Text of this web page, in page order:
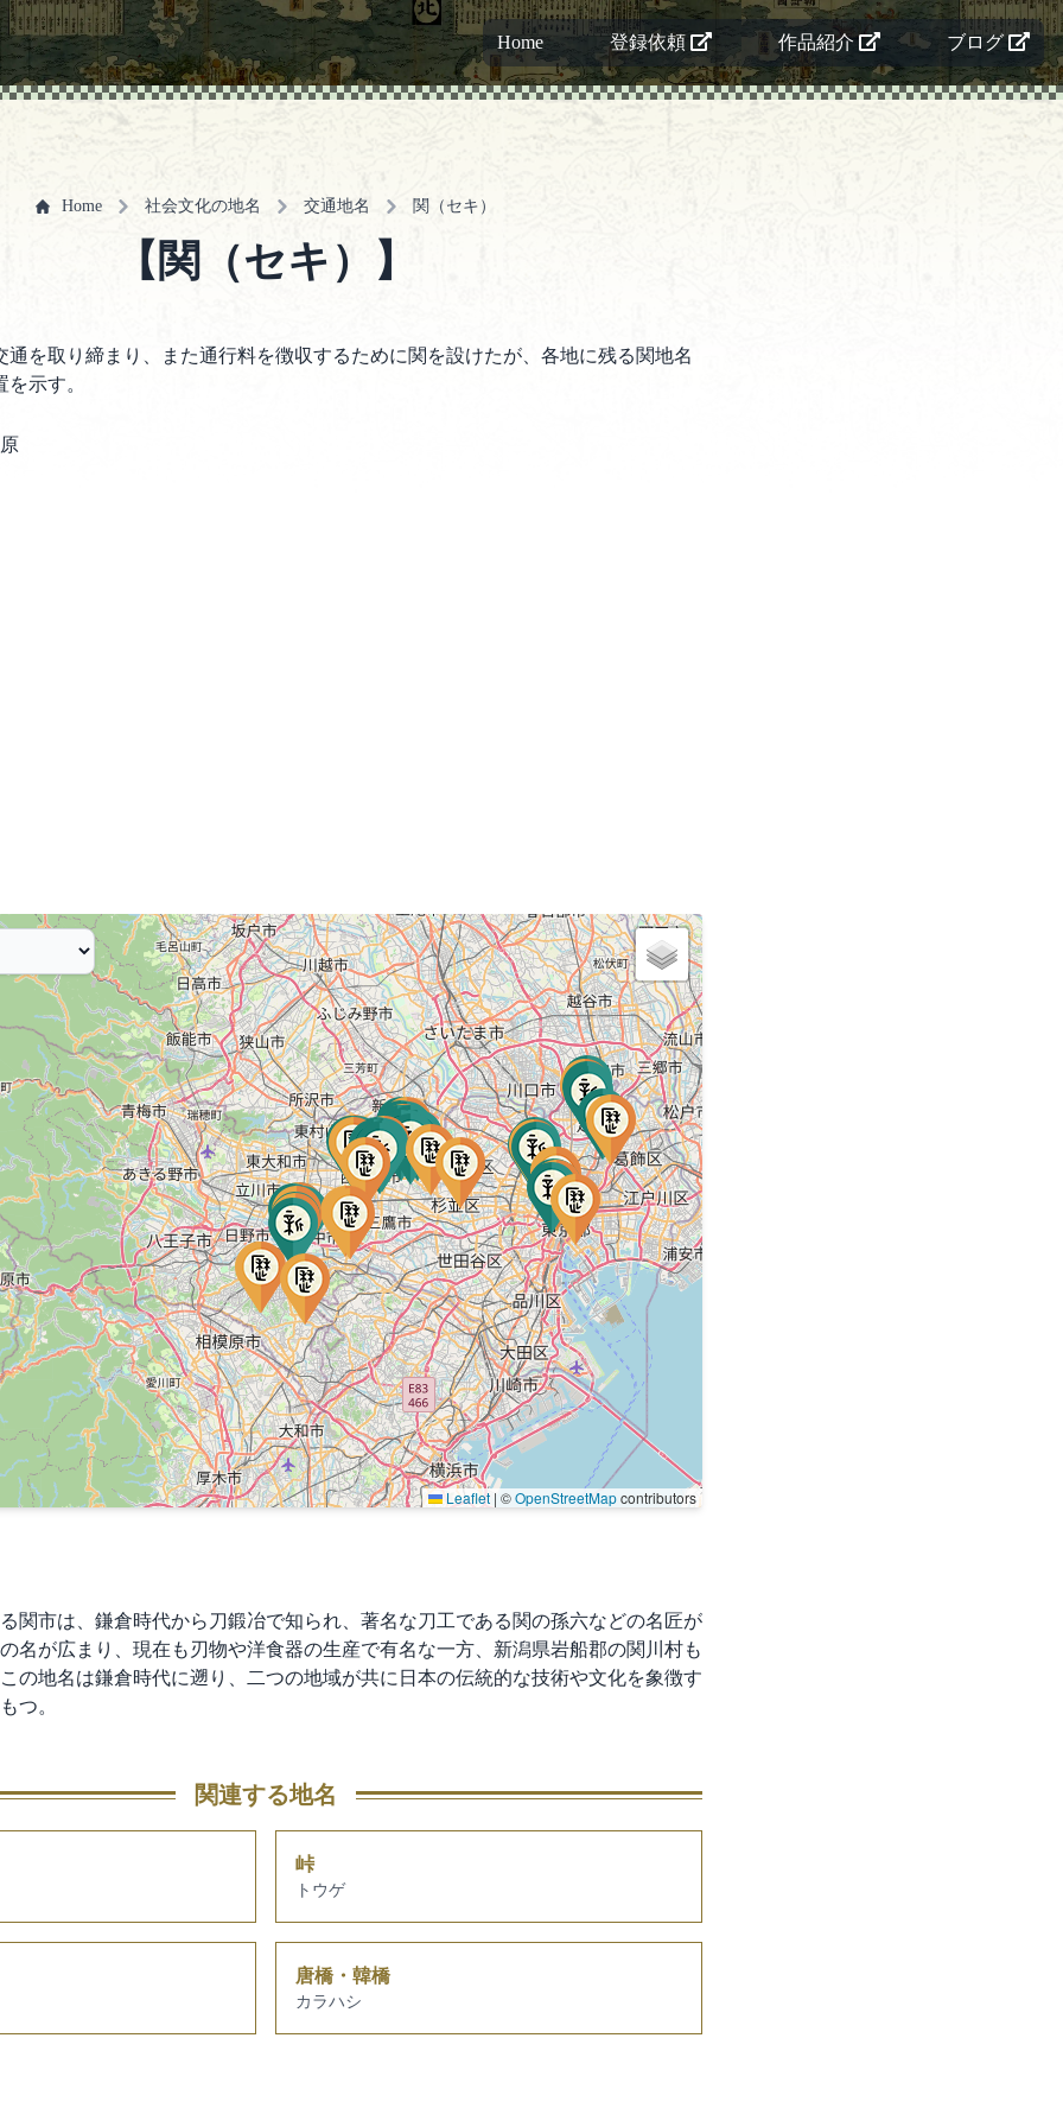
Home 登録依頼 作品紹介 ブログ
Home 社会文化の地名 交通地名 関（セキ）
【関（セキ）】
通を取り締まり、また通行料を徴収するために関を設けたが、各地に残る関地名
示す。
Leaflet | ©OpenStreetMapcontributors
関市は、鎌倉時代から刀鍛冶で知られ、著名な刀工である関の孫六などの名匠が
名が広まり、現在も刃物や洋食器の生産で有名な一方、新潟県岩船郡の関川村も
の地名は鎌倉時代に遡り、二つの地域が共に日本の伝統的な技術や文化を象徴す
つ。
関連する地名
峠
トウゲ
唐橋・韓橋
カラハシ